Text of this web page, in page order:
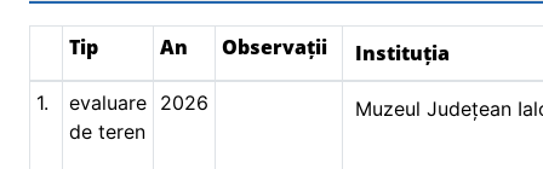
Tip An Observații Instituția
1.
evaluare
de teren
2026 Muzeul Județean